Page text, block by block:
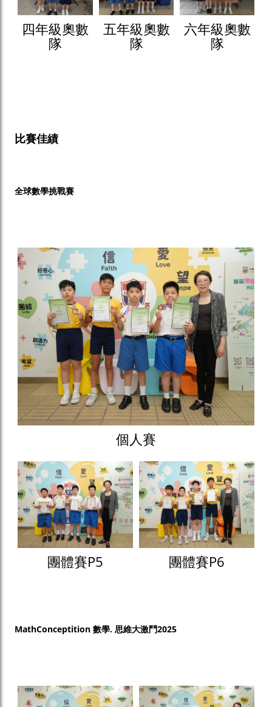
四年級奧數
隊
五年級奧數
隊
六年級奧數
隊
比賽佳績
全球數學挑戰賽
個人賽
團體賽P5 團體賽P6
MathConceptition 數學. 思維大激鬥2025